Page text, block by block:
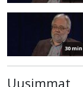
30 min
Uusimmat